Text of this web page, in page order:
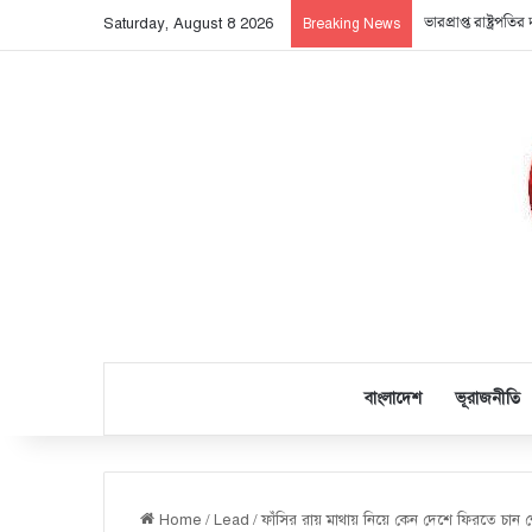
Saturday, August 8 2026 Breaking News জেতার চান্স-ই
বাংলাদেশ ভূরাজনীতি
Home /Lead /ফাঁসির রায় মাথায় নিয়ে কেন দেশে ফিরতে চান